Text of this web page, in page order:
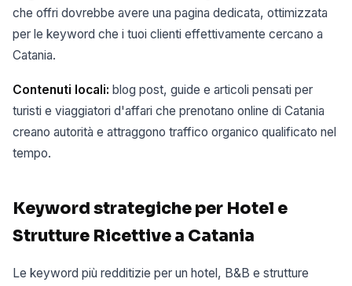
che offri dovrebbe avere una pagina dedicata, ottimizzata
per le keyword che i tuoi clienti effettivamente cercano a
Catania.
Contenuti locali: blog post, guide e articoli pensati per
turisti e viaggiatori d'affari che prenotano online di Catania
creano autorità e attraggono traffico organico qualificato nel
tempo.
Keyword strategiche per Hotel e
Strutture Ricettive a Catania
Le keyword più redditizie per un hotel, B&B e strutture